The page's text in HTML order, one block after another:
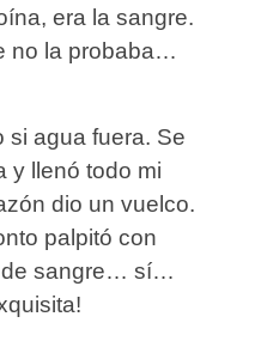
era la sangre.
no la probaba…
si agua fuera. Se
y llenó todo mi
dio un vuelco.
palpitó con
de sangre… sí…